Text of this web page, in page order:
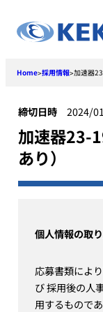
content
Home>採用情報>加速器
締切日時 2024/
加速器23-
あり）
個人情報の取
応募書類によ
び 採用後の人
用するもので